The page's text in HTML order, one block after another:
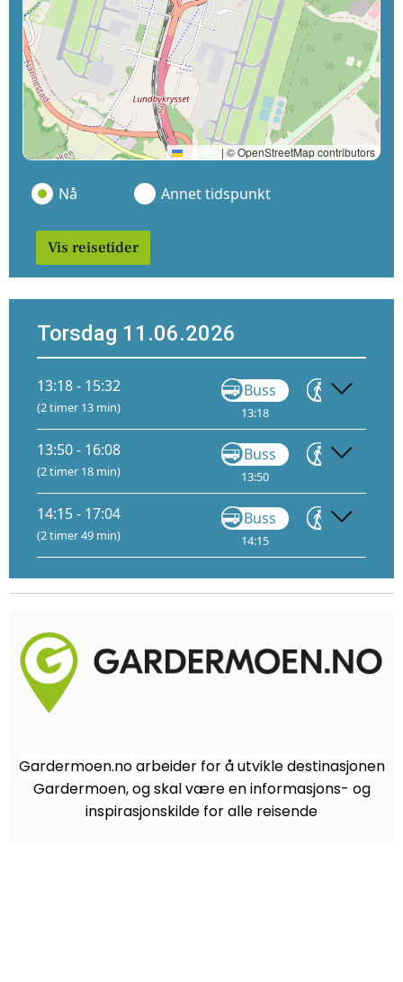
Leaflet | © OpenStreetMap contributors
Nå Annet tidspunkt
Vis reisetider
Torsdag 11.06.2026
13:18 - 15:32
(2 timer 13 min)
Buss
13:18
Gå
13:50 - 16:08
(2 timer 18 min)
Buss
13:50
Gå
14:15 - 17:04
(2 timer 49 min)
Buss
14:15
Gå
Gardermoen.no arbeider for å utvikle destinasjonen
Gardermoen, og skal være en informasjons- og
inspirasjonskilde for alle reisende